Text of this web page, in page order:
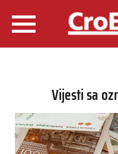
Vijesti sa